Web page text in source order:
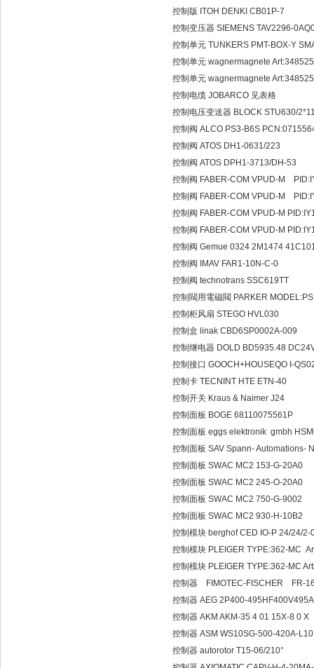
控制版 ITOH DENKI CB01P-7
控制变压器 SIEMENS TAV2296-
控制单元 TUNKERS PMT-BOX-Y
控制单元 wagnermagnete
控制单元 wagnermagnete
控制电缆 JOBARCO 见表格
控制电压变送器 BLOCK STU630/
控制阀 ALCO PS3-B6S
控制阀 ATOS DH1-0631/223
控制阀 ATOS DPH1-3713/DH-53
控制阀 FABER-COM VPUD-M
控制阀 FABER-COM VPUD-M
控制阀 FABER-COM VPUD-M
控制阀 FABER-COM VPUD-M
控制阀 Gemue 0324 2M1474
控制阀 IMAV FAR1-10N-C-0
控制阀 technotrans SSC619TT
控制閥用電磁閥 PARKER
控制柜风扇 STEGO HVL030
控制盒 linak CBD6SP0002A-009
控制继电器 DOLD BD5935.48
控制接口 GOOCH+HOUSEQO I-
控制卡 TECNINT HTE ETN-40
控制开关 Kraus & Naimer J24
控制面板 BOGE 68110075561P
控制面板 eggs elektronik gmbh
控制面板 SAV Spann- Automations-
控制面板 SWAC MC2 153-G-20A0
控制面板 SWAC MC2 245-O-20A0
控制面板 SWAC MC2 750-G-9002
控制面板 SWAC MC2 930-H-10B2
控制模块 berghof CED IO-P 24/24/
控制模块 PLEIGER TYPE:362-MC
控制模块 PLEIGER TYPE:362-MC
控制器 FIMOTEC-FISCHER FR-
控制器 AEG 2P400-
控制器 AKM AKM-35 4 01 15X-8 0 X
控制器 ASM WS10SG-500-420A-
控制器 autorotor T15-06/210°